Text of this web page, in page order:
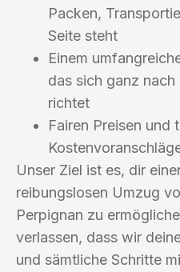
Packen,
Seite steht
Einem
das sich ganz
richtet
Fairen Preisen und
Unser Ziel ist es, dir
reibungslosen Umzug
Perpignan zu
verlassen, dass wir
und sämtliche Schritte